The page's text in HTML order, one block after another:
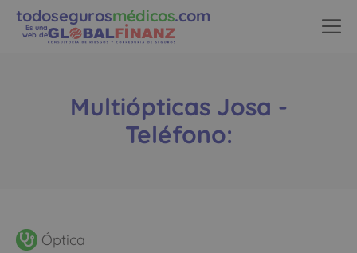
todosegurosmédicos.com
Es una
web de
Multiópticas Josa -
Teléfono:
Óptica